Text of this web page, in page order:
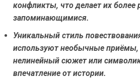
конфликты, что делает их
запоминающимися.
Уникальный стиль
используют необычные приёмы,
нелинейный сюжет или
впечатление от истории.